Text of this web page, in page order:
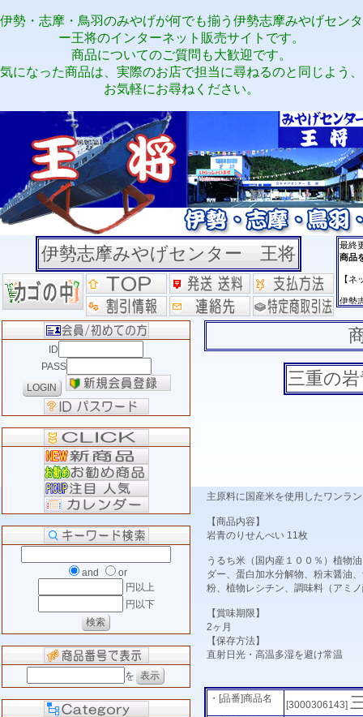
伊勢・志摩・鳥羽のみやげが何でも揃う伊勢志摩みやげセンタ
ー王将のインターネット販売サイトです。
商品についてのご質問も大歓迎です。
気になった商品は、実際のお店で担当に尋ねるのと同じよう、
お気軽にお尋ねください。
伊勢志摩みやげセンター 王将
ID
PASS
and
or
円以上
円以下
を
三重の
主原料に国産米を使用したワンラ
【商品内容】
岩青のりせんべい 11枚
うるち米（国内産１００％）植物
ダー、蛋白加水分解物、粉末醤油
粉、植物レシチン、調味料（アミ
【賞味期限】
2ヶ月
【保存方法】
直射日光・高温多湿を避け常温
・[品番]商品名
[3000306143]